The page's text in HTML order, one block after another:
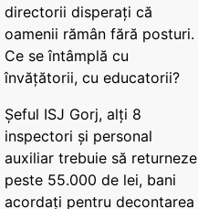
directorii disperați că
oamenii rămân fără posturi.
Ce se întâmplă cu
învățătorii, cu educatorii?
Șeful ISJ Gorj, alți 8
inspectori și personal
auxiliar trebuie să returneze
peste 55.000 de lei, bani
acordați pentru decontarea